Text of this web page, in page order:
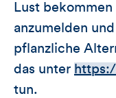
Lust
anzumelden
pflanzliche
das unter
tun.